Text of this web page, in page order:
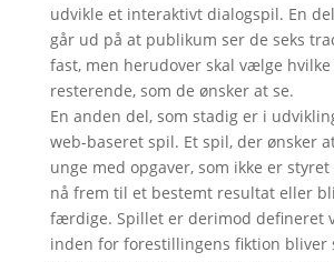
udvikle et interaktivt dialogspil. En
går ud på at publikum ser de seks
fast, men herudover skal vælge
resterende, som de ønsker at se.
En anden del, som stadig er i
web-baseret spil. Et spil, der ønsker
unge med opgaver, som ikke er styret
nå frem til et bestemt resultat eller
færdige. Spillet er derimod defineret
inden for forestillingens fiktion bliver